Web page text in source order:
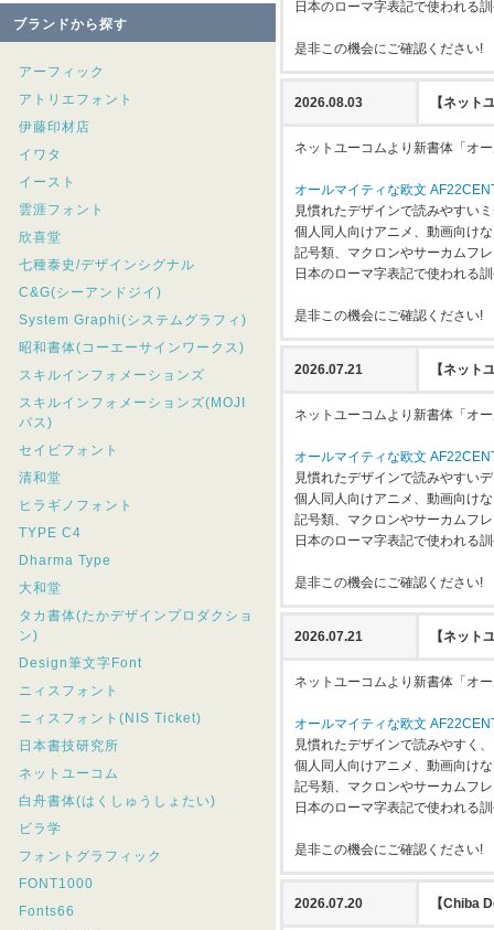
ブランドから探す
アーフィック
アトリエフォント
伊藤印材店
イワタ
イースト
雲涯フォント
欣喜堂
七種泰史/デザインシグナル
C&G(シーアンドジイ)
System Graphi(システムグラフィ)
昭和書体(コーエーサインワークス)
スキルインフォメーションズ
スキルインフォメーションズ(MOJI
パス)
セイビフォント
清和堂
ヒラギノフォント
TYPE C4
Dharma Type
大和堂
タカ書体(たかデザインプロダクショ
ン)
Design筆文字Font
ニィスフォント
ニィスフォント(NIS Ticket)
日本書技研究所
ネットユーコム
白舟書体(はくしゅうしょたい)
ビラ学
フォントグラフィック
FONT1000
Fonts66
日本のローマ字表記で使われる
是非この機会にご確認ください!
2026.08.03 【ネット
ネットユーコムより新書体「オ
オールマイティな欧文
見慣れたデザインで読みやすい
個人同人向けアニメ、動画向け
記号類、マクロンやサーカムフ
日本のローマ字表記で使われる
是非この機会にご確認ください!
2026.07.21 【ネット
ネットユーコムより新書体「オ
オールマイティな欧文
見慣れたデザインで読みやすい
個人同人向けアニメ、動画向け
記号類、マクロンやサーカムフ
日本のローマ字表記で使われる
是非この機会にご確認ください!
2026.07.21 【ネット
ネットユーコムより新書体「オ
オールマイティな欧文
見慣れたデザインで読みやすく
個人同人向けアニメ、動画向け
記号類、マクロンやサーカムフ
日本のローマ字表記で使われる
是非この機会にご確認ください!
2026.07.20 【Chiba